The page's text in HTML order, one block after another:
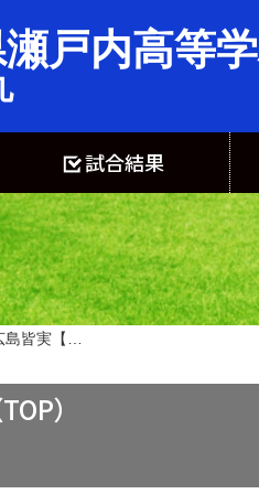
戸内高等
試合結果
）